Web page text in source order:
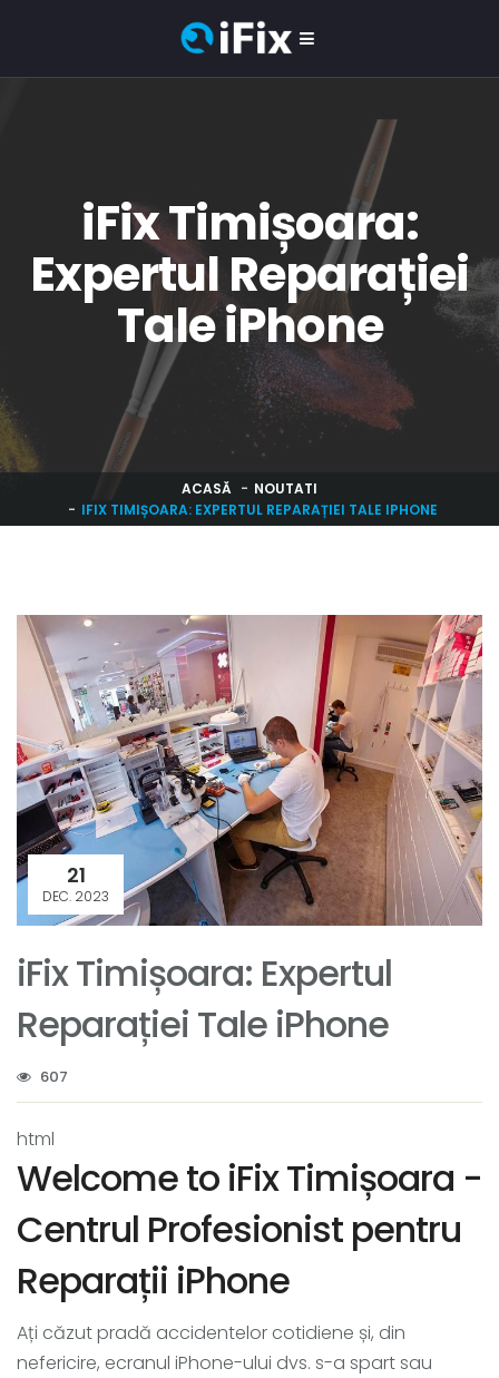
iFix Timișoara:
Expertul Reparației
Tale iPhone
ACASĂ
NOUTATI
IFIX TIMIȘOARA: EXPERTUL REPARAȚIEI TALE IPHONE
21
DEC. 2023
iFix Timișoara: Expertul
Reparației Tale iPhone
607
html
Welcome to iFix Timișoara -
Centrul Profesionist pentru
Reparații iPhone
Ați căzut pradă accidentelor cotidiene și, din
nefericire, ecranul iPhone-ului dvs. s-a spart sau